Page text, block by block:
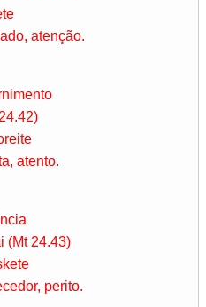
atenção.
atento.
(Mt 24.43)
perito.